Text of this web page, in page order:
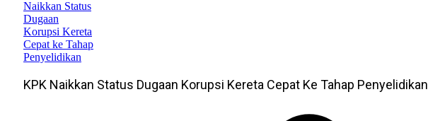
KPK Naikkan Status Dugaan Korupsi Kereta Cepat Ke Tahap Penyelidikan